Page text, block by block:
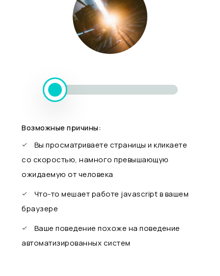
Возможные причины:
Вы просматриваете страницы и кликаете
со скоростью, намного превышающую
ожидаемую от человека
Что-то мешает работе javascript в вашем
браузере
Ваше поведение похоже на поведение
автоматизированных систем